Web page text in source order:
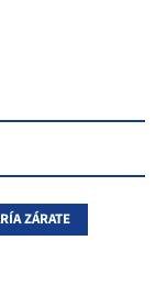
ZÁRATE